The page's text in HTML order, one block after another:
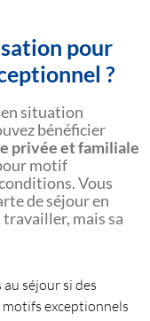
pour
?
situation
bénéficier
privée et familiale
motif
Vous
de séjour en
mais sa
séjour si des
exceptionnels